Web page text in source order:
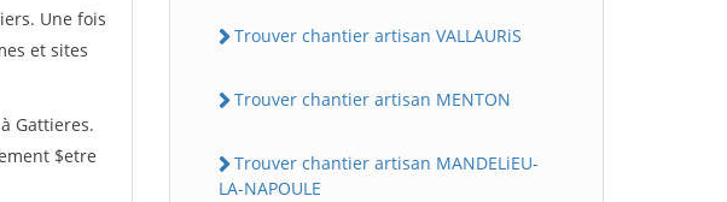
Une fois
et sites
Gattieres.
$etre
Trouver chantier artisan VALLAURiS
Trouver chantier artisan MENTON
Trouver chantier artisan MANDELiEU-
LA-NAPOULE